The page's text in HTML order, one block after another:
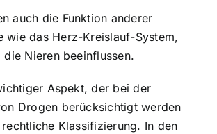
auch die Funktion anderer
wie das Herz-Kreislauf-System,
Nieren beeinflussen.
Aspekt, der bei der
Drogen berücksichtigt werden
Klassifizierung. In den